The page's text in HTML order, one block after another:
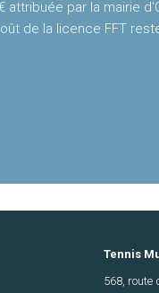
par la mairie
de la licence FFT
Tennis
568, route